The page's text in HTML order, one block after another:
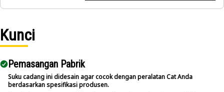
Kunci
Pemasangan Pabrik
Suku cadang ini didesain agar cocok dengan peralatan Cat Anda
berdasarkan spesifikasi produsen.